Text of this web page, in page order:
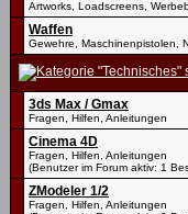
Artworks, Loadscreens,
Waffen
Gewehre, Maschinenpistolen,
3ds Max / Gmax
Fragen, Hilfen, Anleitungen
Cinema 4D
Fragen, Hilfen, Anleitungen
(Benutzer im Forum aktiv: 1
ZModeler 1/2
Fragen, Hilfen, Anleitungen